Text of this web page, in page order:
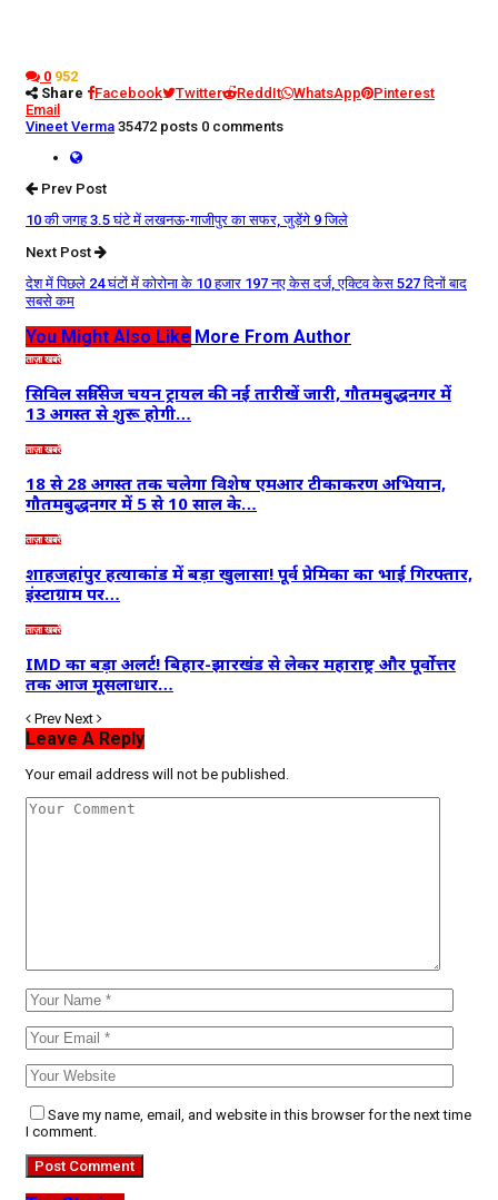
0 952
Share
Facebook Twitter ReddIt WhatsApp
Pinterest
Email
Vineet Verma 35472 posts 0 comments
Prev Post
10 की जगह 3.5 घंटे में लखनऊ-गाजीपुर का सफर, जुड़ेंगे 9 जिले
Next Post
देश में पिछले 24 घंटों में कोरोना के 10 हजार 197 नए केस दर्ज, एक्टिव केस 527 दिनों बाद
सबसे कम
You Might Also Like More From Author
ताज़ा खबरें
सिविल सर्विसेज चयन ट्रायल की नई तारीखें जारी, गौतमबुद्धनगर में
13 अगस्त से शुरू होगी…
ताज़ा खबरें
18 से 28 अगस्त तक चलेगा विशेष एमआर टीकाकरण अभियान,
गौतमबुद्धनगर में 5 से 10 साल के…
ताज़ा खबरें
शाहजहांपुर हत्याकांड में बड़ा खुलासा! पूर्व प्रेमिका का भाई गिरफ्तार,
इंस्टाग्राम पर…
ताज़ा खबरें
IMD का बड़ा अलर्ट! बिहार-झारखंड से लेकर महाराष्ट्र और पूर्वोत्तर
तक आज मूसलाधार…
Prev Next
Leave A Reply
Your email address will not be published.
Save my name, email, and website in this browser for the next time
I comment.